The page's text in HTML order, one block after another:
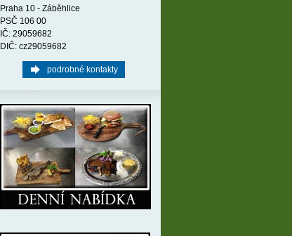
Praha 10 - Záběhlice
PSČ 106 00
IČ: 29059682
DIČ: cz29059682
podrobné kontakty